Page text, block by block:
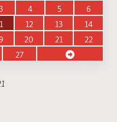
3 4 5
6
12 13
14
20 21
22
27